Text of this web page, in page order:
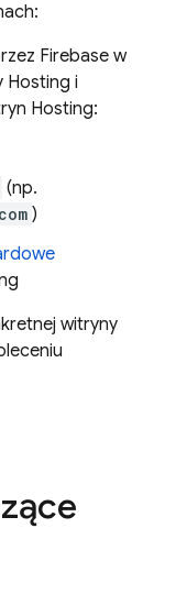
Firebase w
Hosting i
Hosting:
(np.
)
witryny